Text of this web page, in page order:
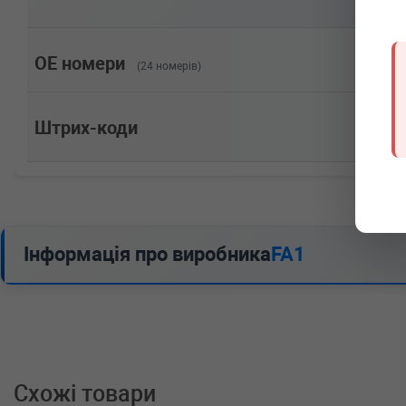
KANGOO / GRAND KANGOO (KW0/
1.5 dCi 115 (KW17) 115 л.с. (2019-н.в.) 115 л.с.
1.3 TCe 160 (LDN1) 158 л.с. (2021-н.в.) 158 л.с.
OE номери (24 номерів)
Штрих-коди
Інформація про виробникаFA1
Схожі товари